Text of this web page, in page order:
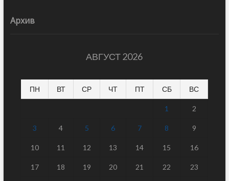
Архив
АВГУСТ 2026
ПН ВТ СР ЧТ ПТ СБ ВС
1 2
3 4 5 6 7 8 9
10 11 12 13 14 15 16
17 18 19 20 21 22 23